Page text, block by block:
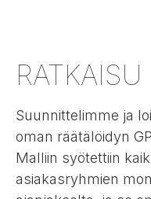
RATKAISU
Suunnittelimme ja
oman räätälöidyn
Malliin syötettiin
asiakasryhmien